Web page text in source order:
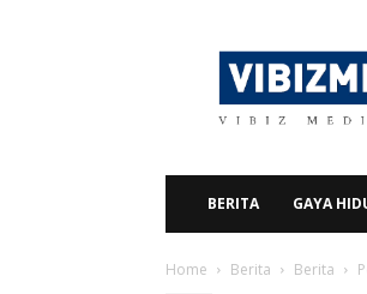
Vibizmedia.com
BERITA GAYA
Home Berita Berita